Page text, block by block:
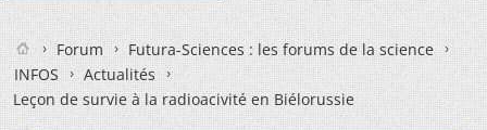
Forum
Futura-Sciences : les forums de la science
INFOS
Actualités
Leçon de survie à la radioacivité en Biélorussie